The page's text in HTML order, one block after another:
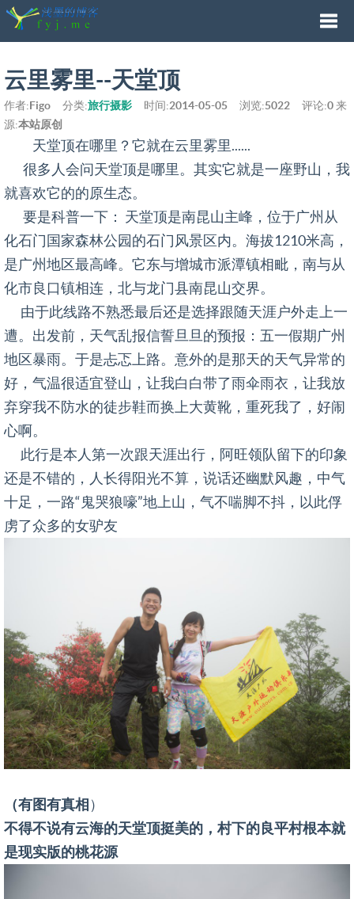
云里雾里--天堂顶
作者:Figo 分类:旅行摄影 时间:2014-05-05 浏览:5022 评论:0 来
源:本站原创
天堂顶在哪里？它就在云里雾里......
很多人会问天堂顶是哪里。其实它就是一座野山，我
就喜欢它的的原生态。
要是科普一下： 天堂顶是南昆山主峰，位于广州从
化石门国家森林公园的石门风景区内。海拔1210米高，
是广州地区最高峰。它东与增城市派潭镇相毗，南与从
化市良口镇相连，北与龙门县南昆山交界。
由于此线路不熟悉最后还是选择跟随天涯户外走上一
遭。出发前，天气乱报信誓旦旦的预报：五一假期广州
地区暴雨。于是忐忑上路。意外的是那天的天气异常的
好，气温很适宜登山，让我白白带了雨伞雨衣，让我放
弃穿我不防水的徒步鞋而换上大黄靴，重死我了，好闹
心啊。
此行是本人第一次跟天涯出行，阿旺领队留下的印象
还是不错的，人长得阳光不算，说话还幽默风趣，中气
十足，一路“鬼哭狼嚎”地上山，气不喘脚不抖，以此俘
虏了众多的女驴友
（有图有真相 ）
不得不说有云海的天堂顶挺美的，村下的良平村根本就
是现实版的桃花源